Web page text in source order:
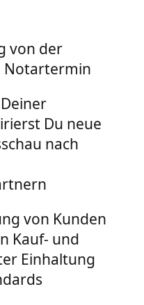
von der
Notartermin
Du neue
nach
von Kunden
Kauf- und
Einhaltung